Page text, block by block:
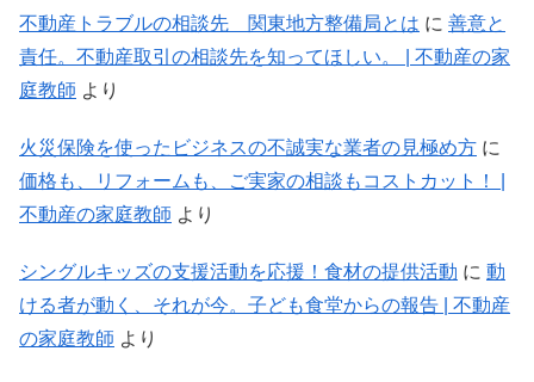
不動産トラブルの相談先 関東地方整備局とは に 善意と
責任。不動産取引の相談先を知ってほしい。 | 不動産の家
庭教師 より
火災保険を使ったビジネスの不誠実な業者の見極め方 に
価格も、リフォームも、ご実家の相談もコストカット！ |
不動産の家庭教師 より
シングルキッズの支援活動を応援！食材の提供活動 に 動
ける者が動く、それが今。子ども食堂からの報告 | 不動産
の家庭教師 より